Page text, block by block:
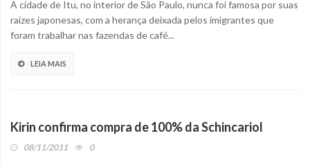
A cidade de Itu, no interior de São Paulo, nunca foi famosa por suas
raízes japonesas, com a herança deixada pelos imigrantes que
foram trabalhar nas fazendas de café...
LEIA MAIS
Kirin confirma compra de 100% da Schincariol
08/11/2011 0